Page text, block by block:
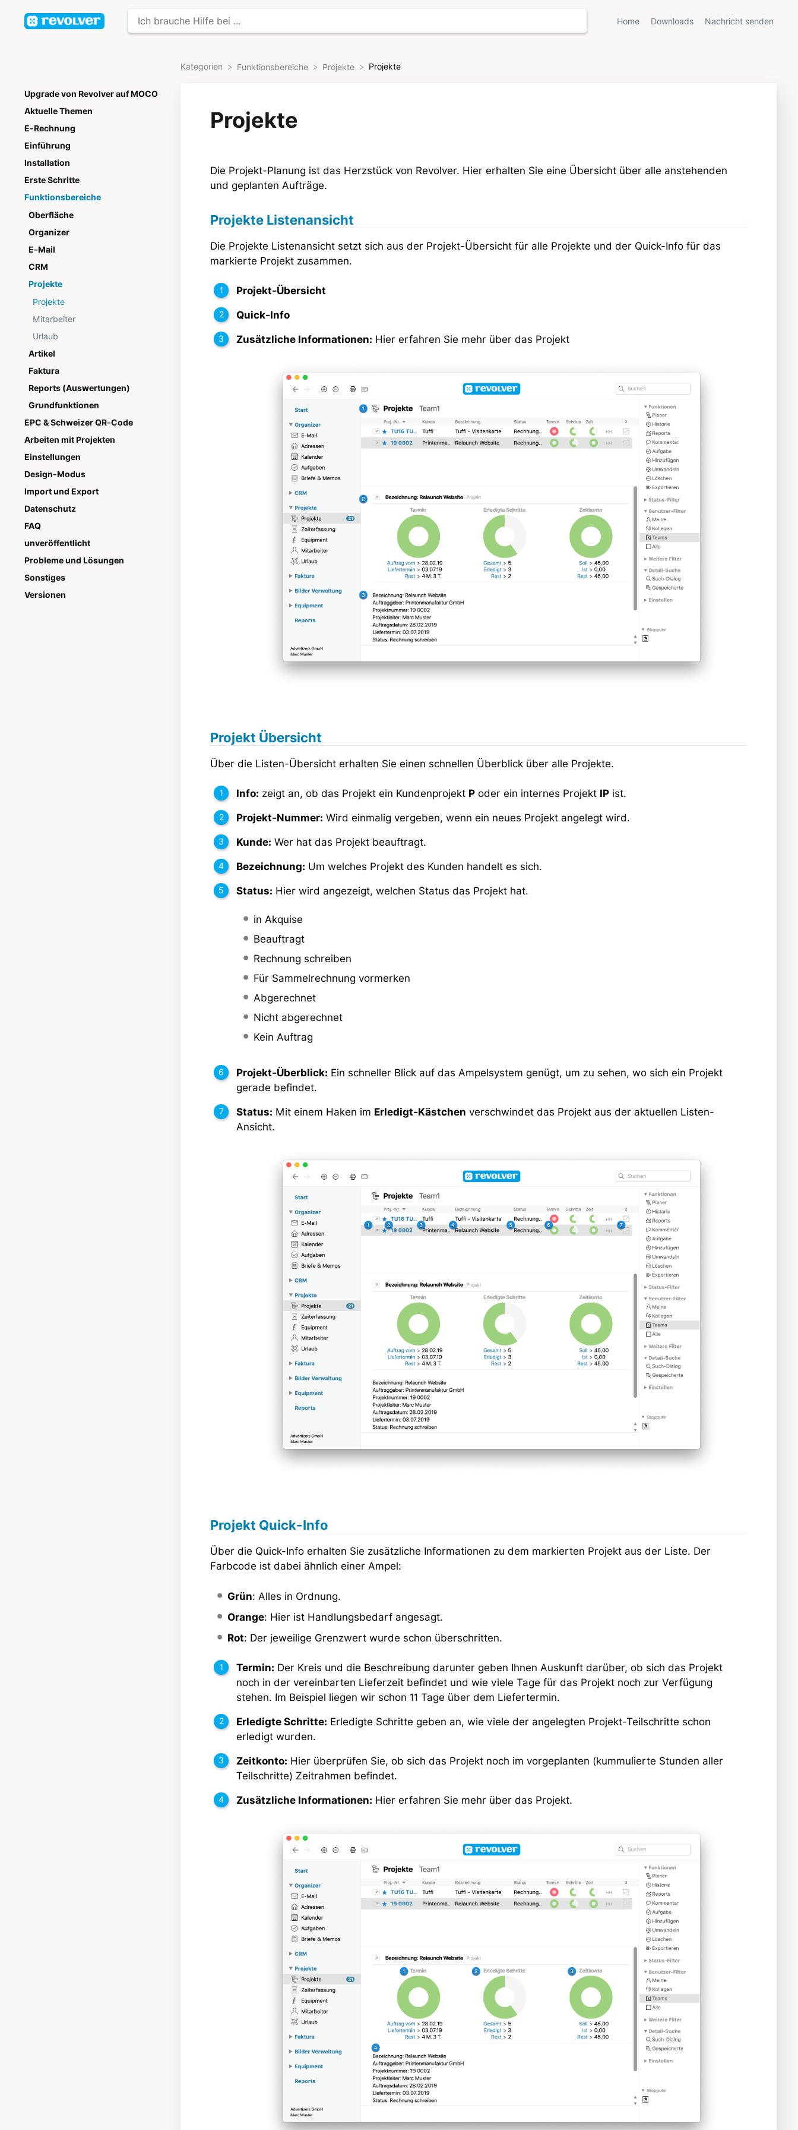
Home Downloads Nachricht senden
Upgrade von Revolver auf MOCO
Aktuelle Themen
E-Rechnung
Einführung
Installation
Erste Schritte
Funktionsbereiche
Oberfläche
Organizer
E-Mail
CRM
Projekte
Projekte
Mitarbeiter
Urlaub
Artikel
Faktura
Reports (Auswertungen)
Grundfunktionen
EPC & Schweizer QR-Code
Arbeiten mit Projekten
Einstellungen
Design-Modus
Import und Export
Datenschutz
FAQ
unveröffentlicht
Probleme und Lösungen
Sonstiges
Versionen
Kategorien ​Funktionsbereiche ​Projekte Projekte
Projekte
Die Projekt-Planung ist das Herzstück von Revolver. Hier erhalten Sie eine Übersicht über alle anstehenden
und geplanten Aufträge.
Projekte Listenansicht
Die Projekte Listenansicht setzt sich aus der Projekt-Übersicht für alle Projekte und der Quick-Info für das
markierte Projekt zusammen.
Projekt-Übersicht
Quick-Info
Zusätzliche Informationen: Hier erfahren Sie mehr über das Projekt
Projekt Übersicht
Über die Listen-Übersicht erhalten Sie einen schnellen Überblick über alle Projekte.
Info: zeigt an, ob das Projekt ein Kundenprojekt P oder ein internes Projekt IP ist.
Projekt-Nummer: Wird einmalig vergeben, wenn ein neues Projekt angelegt wird.
Kunde: Wer hat das Projekt beauftragt.
Bezeichnung: Um welches Projekt des Kunden handelt es sich.
Status: Hier wird angezeigt, welchen Status das Projekt hat.
in Akquise
Beauftragt
Rechnung schreiben
Für Sammelrechnung vormerken
Abgerechnet
Nicht abgerechnet
Kein Auftrag
Projekt-Überblick: Ein schneller Blick auf das Ampelsystem genügt, um zu sehen, wo sich ein Projekt
gerade befindet.
Status: Mit einem Haken im Erledigt-Kästchen verschwindet das Projekt aus der aktuellen Listen-
Ansicht.
Projekt Quick-Info
Über die Quick-Info erhalten Sie zusätzliche Informationen zu dem markierten Projekt aus der Liste. Der
Farbcode ist dabei ähnlich einer Ampel:
Grün: Alles in Ordnung.
Orange: Hier ist Handlungsbedarf angesagt.
Rot: Der jeweilige Grenzwert wurde schon überschritten.
Termin: Der Kreis und die Beschreibung darunter geben Ihnen Auskunft darüber, ob sich das Projekt
noch in der vereinbarten Lieferzeit befindet und wie viele Tage für das Projekt noch zur Verfügung
stehen. Im Beispiel liegen wir schon 11 Tage über dem Liefertermin.
Erledigte Schritte: Erledigte Schritte geben an, wie viele der angelegten Projekt-Teilschritte schon
erledigt wurden.
Zeitkonto: Hier überprüfen Sie, ob sich das Projekt noch im vorgeplanten (kummulierte Stunden aller
Teilschritte) Zeitrahmen befindet.
Zusätzliche Informationen: Hier erfahren Sie mehr über das Projekt.